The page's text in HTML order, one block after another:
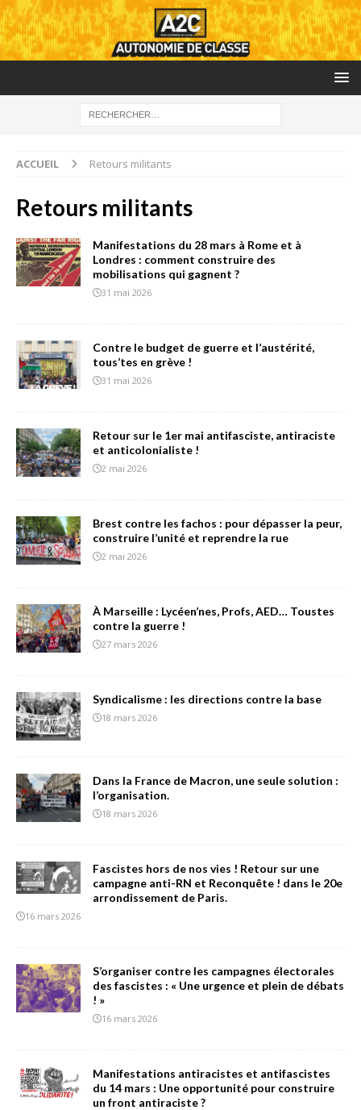
ACCUEIL Retours militants
Retours militants
Manifestations du 28 mars à Rome et à
Londres : comment construire des
mobilisations qui gagnent ?
31 mai 2026
Contre le budget de guerre et l’austérité,
tous’tes en grève !
31 mai 2026
Retour sur le 1er mai antifasciste, antiraciste
et anticolonialiste !
2 mai 2026
Brest contre les fachos : pour dépasser la peur,
construire l’unité et reprendre la rue
2 mai 2026
À Marseille : Lycéen’nes, Profs, AED… Toustes
contre la guerre !
27 mars 2026
Syndicalisme : les directions contre la base
18 mars 2026
Dans la France de Macron, une seule solution :
l’organisation.
18 mars 2026
Fascistes hors de nos vies ! Retour sur une
campagne anti-RN et Reconquête ! dans le 20e
arrondissement de Paris.
16 mars 2026
S’organiser contre les campagnes électorales
des fascistes : « Une urgence et plein de débats
! »
16 mars 2026
Manifestations antiracistes et antifascistes
du 14 mars : Une opportunité pour construire
un front antiraciste ?